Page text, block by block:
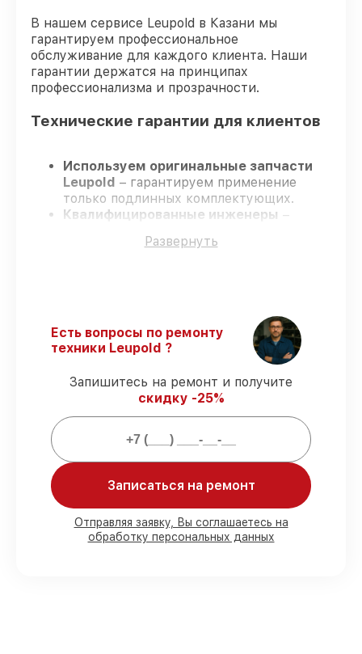
В нашем сервисе Leupold в Казани мы
гарантируем профессиональное
обслуживание для каждого клиента. Наши
гарантии держатся на принципах
профессионализма и прозрачности.
Технические гарантии для клиентов
Используем оригинальные запчасти
Leupold – гарантируем применение
только подлинных комплектующих.
Квалифицированные инженеры –
гарантирует качество выполняемых
договоренности.
Официальная гарантия
– все работы и
запчасти защищены сервисной
гарантией.
Мы гарантируем:
80%
заказов выполняем в присутствии
клиента
деталей Leupold есть в наличии в
мастерской или на складе в Казани,
остальные доступны для срочного заказа
Развернуть
Есть вопросы по ремонту
техники Leupold ?
Запишитесь на ремонт и получите
скидку -25%
Записаться на ремонт
Отправляя заявку, Вы соглашаетесь на
обработку персональных данных